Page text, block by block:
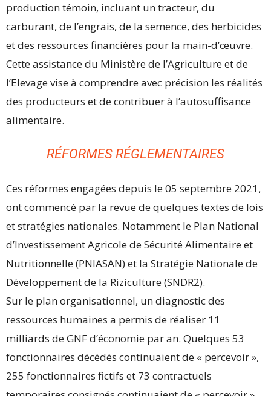
production témoin, incluant un tracteur, du
carburant, de l’engrais, de la semence, des herbicides
et des ressources financières pour la main-d’œuvre.
Cette assistance du Ministère de l’Agriculture et de
l’Elevage vise à comprendre avec précision les réalités
des producteurs et de contribuer à l’autosuffisance
alimentaire.
RÉFORMES RÉGLEMENTAIRES
Ces réformes engagées depuis le 05 septembre 2021,
ont commencé par la revue de quelques textes de lois
et stratégies nationales. Notamment le Plan National
d’Investissement Agricole de Sécurité Alimentaire et
Nutritionnelle (PNIASAN) et la Stratégie Nationale de
Développement de la Riziculture (SNDR2).
Sur le plan organisationnel, un diagnostic des
ressources humaines a permis de réaliser 11
milliards de GNF d’économie par an. Quelques 53
fonctionnaires décédés continuaient de « percevoir »,
255 fonctionnaires fictifs et 73 contractuels